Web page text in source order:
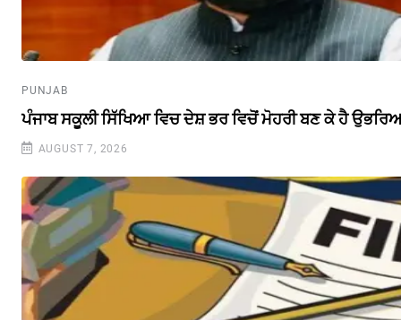
PUNJAB
ਪੰਜਾਬ ਸਕੂਲੀ ਸਿੱਖਿਆ ਵਿਚ ਦੇਸ਼ ਭਰ ਵਿਚੋਂ ਮੋਹਰੀ ਬਣ ਕੇ ਹੈ
AUGUST 7, 2026